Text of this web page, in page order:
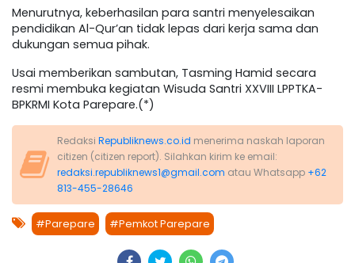
Menurutnya, keberhasilan para santri menyelesaikan
pendidikan Al-Qur’an tidak lepas dari kerja sama dan
dukungan semua pihak.
Usai memberikan sambutan, Tasming Hamid secara
resmi membuka kegiatan Wisuda Santri XXVIII LPPTKA-
BPKRMI Kota Parepare.(*)
Redaksi Republiknews.co.id menerima naskah laporan
citizen (citizen report). Silahkan kirim ke email:
redaksi.republiknews1@gmail.com atau Whatsapp +62
813-455-28646
#Parepare #Pemkot Parepare